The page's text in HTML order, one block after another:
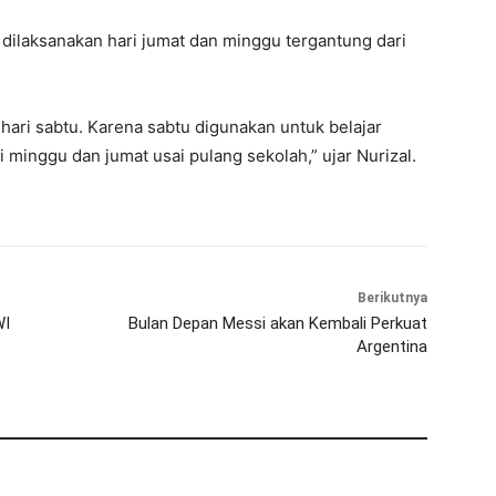
hari jumat dan minggu tergantung dari
sabtu. Karena sabtu digunakan untuk belajar
dan jumat usai pulang sekolah,” ujar Nurizal.
Berikutnya
Bulan Depan Messi akan Kembali Perkuat
Argentina